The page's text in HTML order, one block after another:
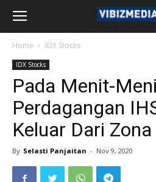
Home IDX Stocks
IDX Stocks
Pada Menit-
Perdagangan
Keluar Dari
By Selasti Panjaitan - Nov 9, 2020